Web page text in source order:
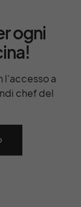
ogni
l'accesso a
chef del